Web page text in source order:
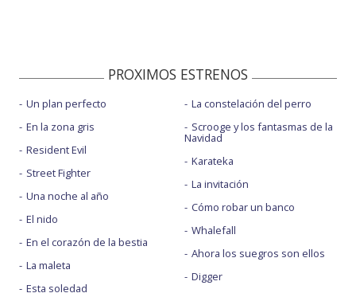
PROXIMOS ESTRENOS
Un plan perfecto
En la zona gris
Resident Evil
Street Fighter
Una noche al año
El nido
En el corazón de la bestia
La maleta
Esta soledad
La constelación del perro
Scrooge y los fantasmas de la
Navidad
Karateka
La invitación
Cómo robar un banco
Whalefall
Ahora los suegros son ellos
Digger